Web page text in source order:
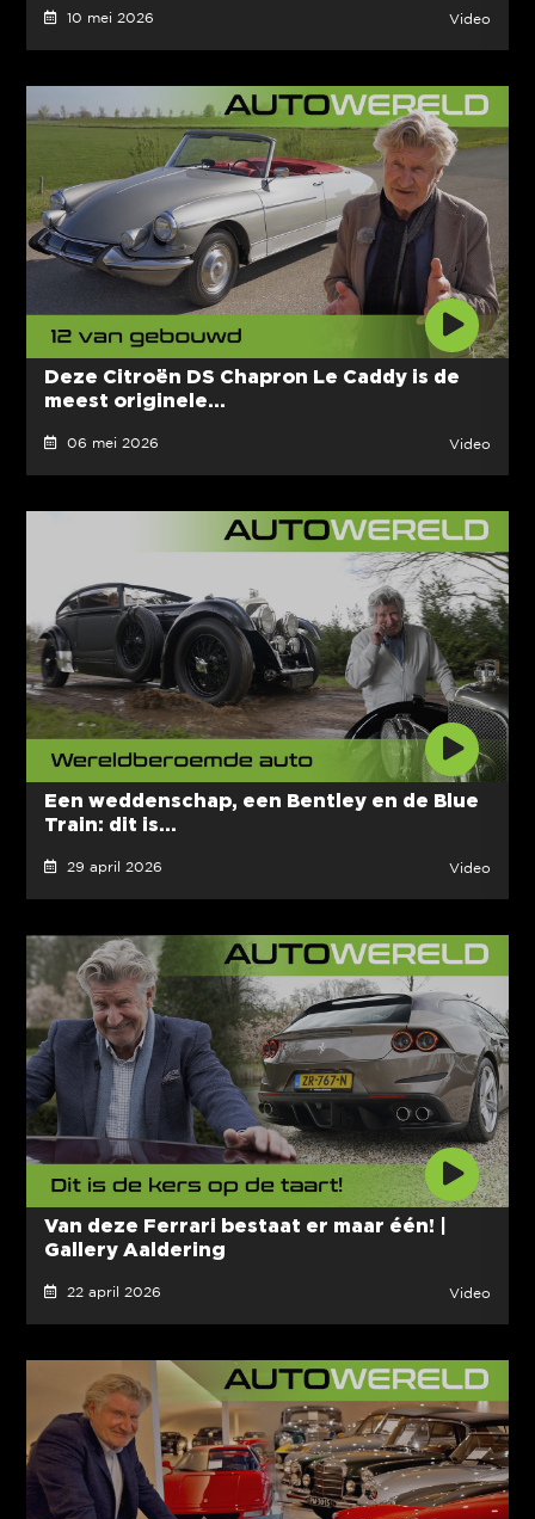
10 mei 2026 Video
Deze Citroën DS Chapron Le Caddy is de
meest originele...
06 mei 2026 Video
Een weddenschap, een Bentley en de Blue
Train: dit is...
29 april 2026 Video
Van deze Ferrari bestaat er maar één! |
Gallery Aaldering
22 april 2026 Video